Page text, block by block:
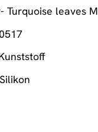
Turquoise leaves M